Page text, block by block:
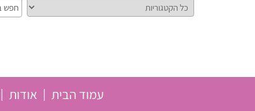
עמוד הבית אודות